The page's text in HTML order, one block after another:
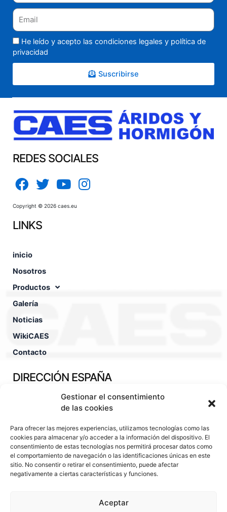
Gestionar el consentimiento
de las cookies
Para ofrecer las mejores experiencias, utilizamos tecnologías como las
cookies para almacenar y/o acceder a la información del dispositivo. El
consentimiento de estas tecnologías nos permitirá procesar datos como
el comportamiento de navegación o las identificaciones únicas en este
sitio. No consentir o retirar el consentimiento, puede afectar
negativamente a ciertas características y funciones.
Aceptar
He leído y acepto las condiciones legales y política de
privacidad
Suscribirse
REDES SOCIALES
Copyright © 2026 caes.eu
LINKS
inicio
Nosotros
Productos
Galería
Noticias
WikiCAES
Contacto
DIRECCIÓN ESPAÑA
Pol. Ind. Fuente Techada Calle León Felipe, nº30 45450 -
Orgaz - Toledo - España
TÉCNICO COMERCIAL
(+34).630.29.13.76
hugo@caes.eu